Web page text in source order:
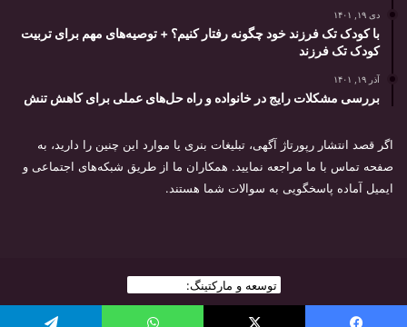
دی ۱۹, ۱۴۰۱
با کودک تک فرزند خود چگونه رفتار کنیم؟ + توصیه‌های مهم برای تربیت
کودک تک فرزند
آذر ۱۹, ۱۴۰۱
بررسی مشکلات رایج در خانواده و راه حل‌های عملی برای کاهش تنش
اگر قصد انتشار رپورتاژ آگهی، تبلیغات بنری یا موارد این چنین را دارید، به
صفحه تماس با ما مراجعه نمایید. همکاران ما از طریق شبکه‌های اجتماعی و
ایمیل آماده پاسخگویی به سوالات شما هستند.
توسعه و مارکتینگ:
2026